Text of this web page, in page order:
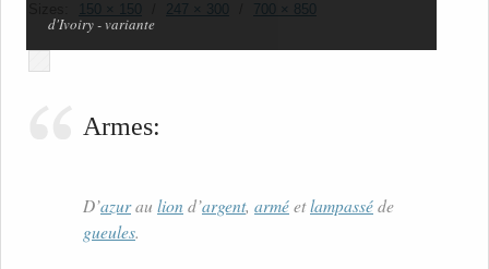
150 × 150 247 × 300 700 × 850
d'Ivoiry - variante
Armes:
D’azurau lion d’argent, arméetlampasséde
gueules.